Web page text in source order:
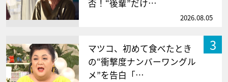
否！“後輩”だけ…
2026.08.05
3
マツコ、初めて食べたとき
の“衝撃度ナンバーワングル
メ”を告白「…